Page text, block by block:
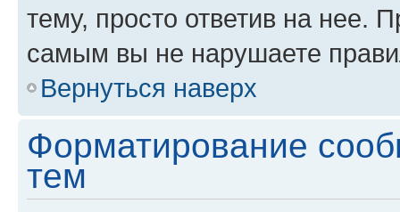
тему, просто ответив на нее.
самым вы не нарушаете
Вернуться наверх
Форматирование
тем